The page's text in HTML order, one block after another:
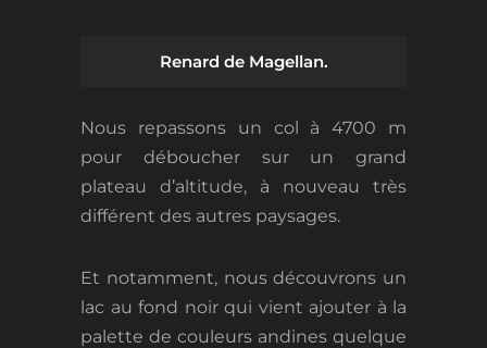
Renard de Magellan.
Nous repassons un col à 4700 m
pour déboucher sur un grand
plateau d’altitude, à nouveau très
différent des autres paysages.
Et notamment, nous découvrons un
lac au fond noir qui vient ajouter à la
palette de couleurs andines quelque